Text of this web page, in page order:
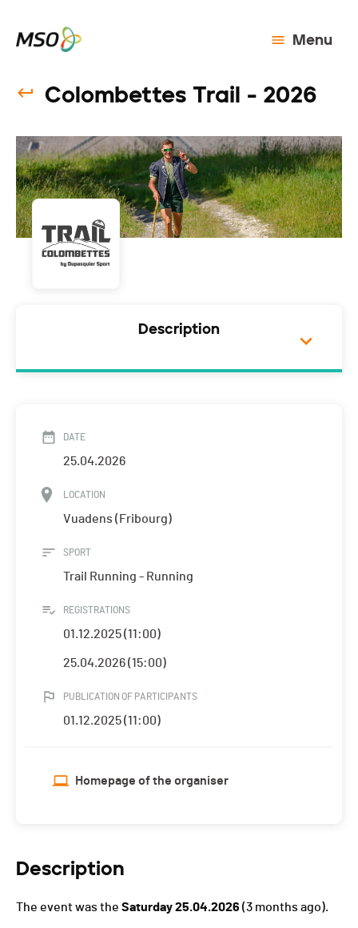
Menu
Colombettes Trail - 2026
Description
DATE
25.04.2026
LOCATION
Vuadens (Fribourg)
SPORT
Trail Running - Running
REGISTRATIONS
01.12.2025 (11:00)
25.04.2026 (15:00)
PUBLICATION OF PARTICIPANTS
01.12.2025 (11:00)
Homepage of the organiser
Description
The event was the Saturday 25.04.2026 (3 months ago).